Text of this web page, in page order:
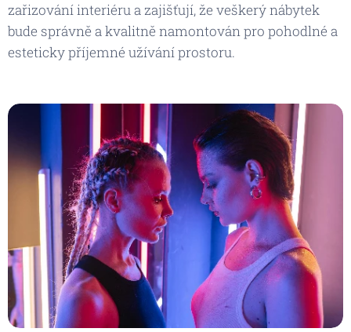
zařizování interiéru a zajišťují, že veškerý nábytek
bude správně a kvalitně namontován pro pohodlné a
esteticky příjemné užívání prostoru.